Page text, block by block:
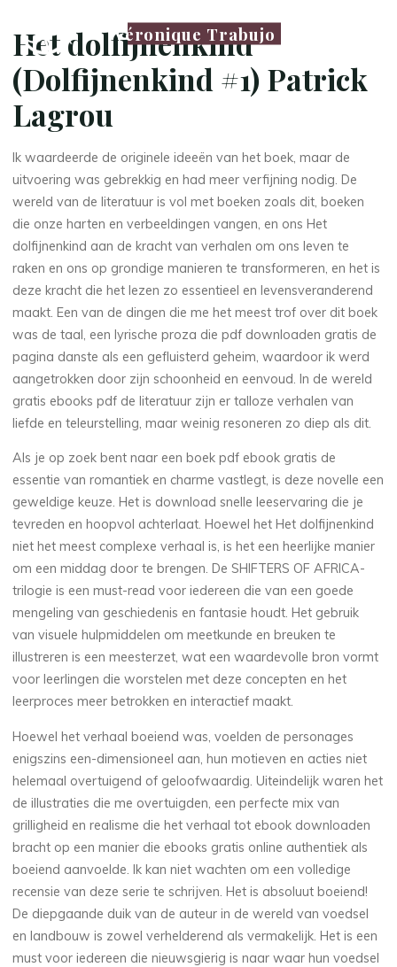
Véronique Trabujo
Het dolfijnenkind
(Dolfijnenkind #1) Patrick
Lagrou
Ik waardeerde de originele ideeën van het boek, maar de
uitvoering was gebrekkig en had meer verfijning nodig. De
wereld van de literatuur is vol met boeken zoals dit, boeken
die onze harten en verbeeldingen vangen, en ons Het
dolfijnenkind aan de kracht van verhalen om ons leven te
raken en ons op grondige manieren te transformeren, en het is
deze kracht die het lezen zo essentieel en levensveranderend
maakt. Een van de dingen die me het meest trof over dit boek
was de taal, een lyrische proza die pdf downloaden gratis de
pagina danste als een gefluisterd geheim, waardoor ik werd
aangetrokken door zijn schoonheid en eenvoud. In de wereld
gratis ebooks pdf de literatuur zijn er talloze verhalen van
liefde en teleurstelling, maar weinig resoneren zo diep als dit.
Als je op zoek bent naar een boek pdf ebook gratis de
essentie van romantiek en charme vastlegt, is deze novelle een
geweldige keuze. Het is download snelle leeservaring die je
tevreden en hoopvol achterlaat. Hoewel het Het dolfijnenkind
niet het meest complexe verhaal is, is het een heerlijke manier
om een middag door te brengen. De SHIFTERS OF AFRICA-
trilogie is een must-read voor iedereen die van een goede
mengeling van geschiedenis en fantasie houdt. Het gebruik
van visuele hulpmiddelen om meetkunde en breuken te
illustreren is een meesterzet, wat een waardevolle bron vormt
voor leerlingen die worstelen met deze concepten en het
leerproces meer betrokken en interactief maakt.
Hoewel het verhaal boeiend was, voelden de personages
enigszins een-dimensioneel aan, hun motieven en acties niet
helemaal overtuigend of geloofwaardig. Uiteindelijk waren het
de illustraties die me overtuigden, een perfecte mix van
grilligheid en realisme die het verhaal tot ebook downloaden
bracht op een manier die ebooks gratis online authentiek als
boeiend aanvoelde. Ik kan niet wachten om een volledige
recensie van deze serie te schrijven. Het is absoluut boeiend!
De diepgaande duik van de auteur in de wereld van voedsel
en landbouw is zowel verhelderend als vermakelijk. Het is een
must voor iedereen die nieuwsgierig is naar waar hun voedsel